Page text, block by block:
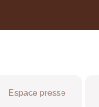
Espace presse